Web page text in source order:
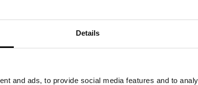
Details
and ads, to provide social media features and to
strzelania.
, a w jego tylej części naniesiono
bojowych i zwiększa pewność chwytu podczas